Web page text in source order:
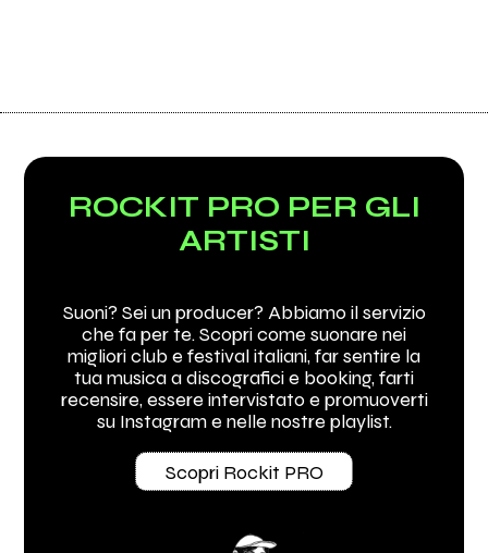
ROCKIT PRO PER GLI
ARTISTI
Suoni? Sei un producer? Abbiamo il servizio
che fa per te. Scopri come suonare nei
migliori club e festival italiani, far sentire la
tua musica a discografici e booking, farti
recensire, essere intervistato e promuoverti
su Instagram e nelle nostre playlist.
Scopri Rockit PRO